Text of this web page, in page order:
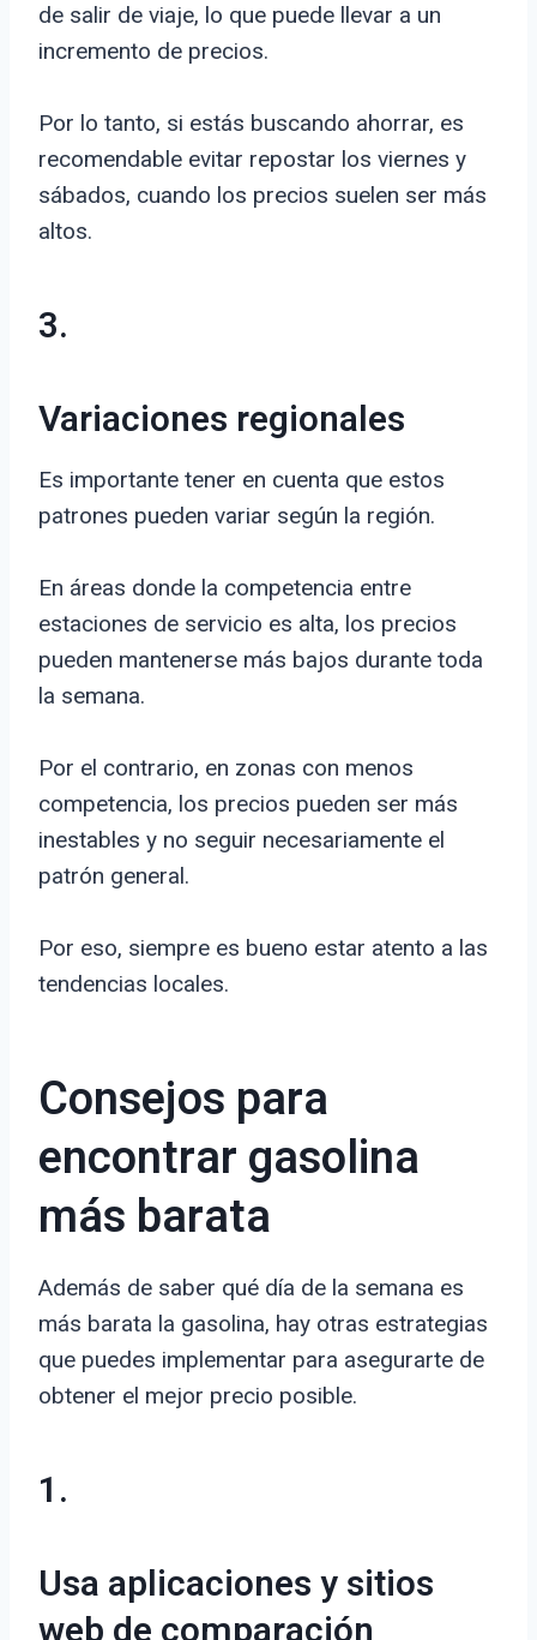
de salir de viaje, lo que puede llevar a un
incremento de precios.
Por lo tanto, si estás buscando ahorrar, es
recomendable evitar repostar los viernes y
sábados, cuando los precios suelen ser más
altos.
3.
Variaciones regionales
Es importante tener en cuenta que estos
patrones pueden variar según la región.
En áreas donde la competencia entre
estaciones de servicio es alta, los precios
pueden mantenerse más bajos durante toda
la semana.
Por el contrario, en zonas con menos
competencia, los precios pueden ser más
inestables y no seguir necesariamente el
patrón general.
Por eso, siempre es bueno estar atento a las
tendencias locales.
Consejos para
encontrar gasolina
más barata
Además de saber qué día de la semana es
más barata la gasolina, hay otras estrategias
que puedes implementar para asegurarte de
obtener el mejor precio posible.
1.
Usa aplicaciones y sitios